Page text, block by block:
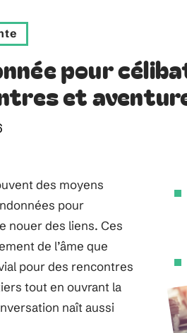
pour
et
des moyens
pour
nouer des liens. Ces
de l’âme que
pour des rencontres
tout en ouvrant la
naît aussi